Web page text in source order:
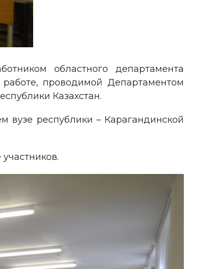
областного департамента
проводимой Департаментом
Казахстан.
республики – Карагандинской